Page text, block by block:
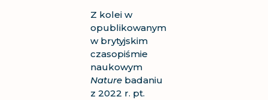
Z kolei w
opublikowanym
w brytyjskim
czasopiśmie
naukowym
Nature badaniu
z 2022 r. pt.